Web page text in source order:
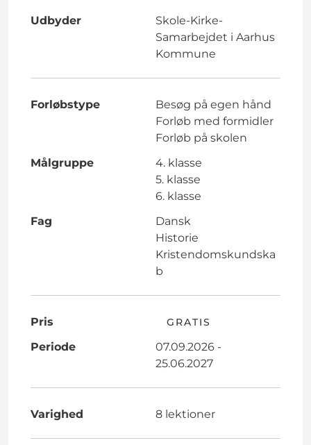
Udbyder
Skole-Kirke-
Samarbejdet i Aarhus
Kommune
Forløbstype
Besøg på egen hånd
Forløb med formidler
Forløb på skolen
Målgruppe
4. klasse
5. klasse
6. klasse
Fag
Dansk
Historie
Kristendomskundska
b
Pris GRATIS
Periode
07.09.2026 -
25.06.2027
Varighed 8 lektioner